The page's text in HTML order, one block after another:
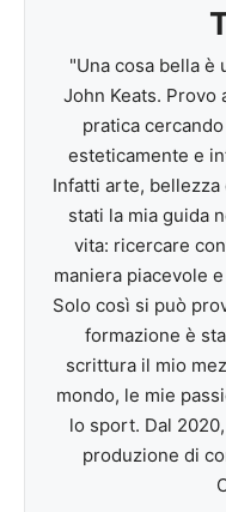
"Una cosa bella è
John Keats. Provo
pratica
esteticamente e
Infatti arte,
stati la mia guida
vita: ricercare
maniera piacevole
Solo così si può
formazione è
scrittura il mio
mondo, le mie
lo sport. Dal
produzione di